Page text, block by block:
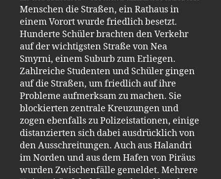
Menschen die Straßen, ein Rathaus in
einem Vorort wurde friedlich besetzt.
Hunderte Schüler brachten den Verkehr
auf der wichtigsten Straße von Nea
Smyrni, einem Suburb zum Erliegen.
Zahlreiche Studenten und Schüler gingen
auf die Straßen, um friedlich auf ihre
Probleme aufmerksam zu machen. Sie
blockierten zentrale Kreuzungen und
zogen ebenfalls zu Polizeistationen, einige
distanzierten sich dabei ausdrücklich von
den Ausschreitungen. Auch aus Halandri
im Norden und aus dem Hafen von Piräus
wurden Zwischenfälle gemeldet. Mehrere